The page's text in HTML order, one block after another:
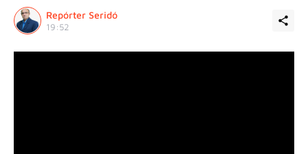
Repórter Seridó
19:52